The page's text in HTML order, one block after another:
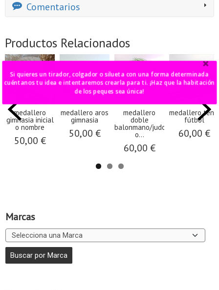
Marcas
Comentarios
Productos Relacionados
medallero
gimnasia inicial
o nombre
50,00 €
medallero aros
gimnasia
50,00 €
medallero
doble
balonmano/judo
o...
60,00 €
medallero tenis
fútbol
60,00 €
Si quieres un tirador, colgador o silueta con una forma determinada
cuéntanos tu idea e intentaremos crearla para ti. ¡Haz que la habitación
de los peques sea única!